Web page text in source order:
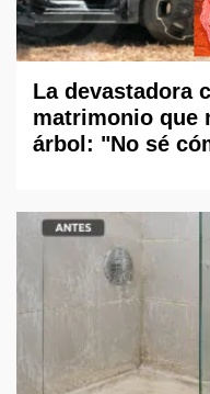
La devastadora
matrimonio que
árbol: "No sé